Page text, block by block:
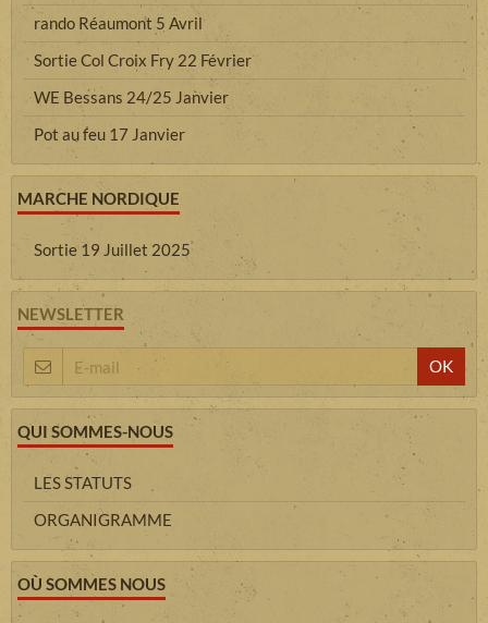
rando Réaumont 5 Avril
Sortie Col Croix Fry 22 Février
WE Bessans 24/25 Janvier
Pot au feu 17 Janvier
MARCHE NORDIQUE
Sortie 19 Juillet 2025
NEWSLETTER
OK
QUI SOMMES-NOUS
LES STATUTS
ORGANIGRAMME
OÙ SOMMES NOUS